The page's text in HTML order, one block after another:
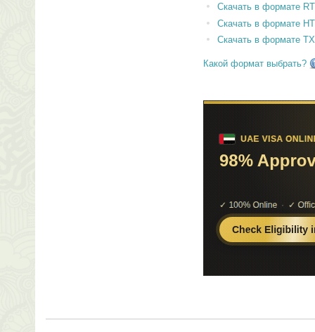
Скачать в формате
Скачать в формате
Скачать в формате
Какой формат выбрать?